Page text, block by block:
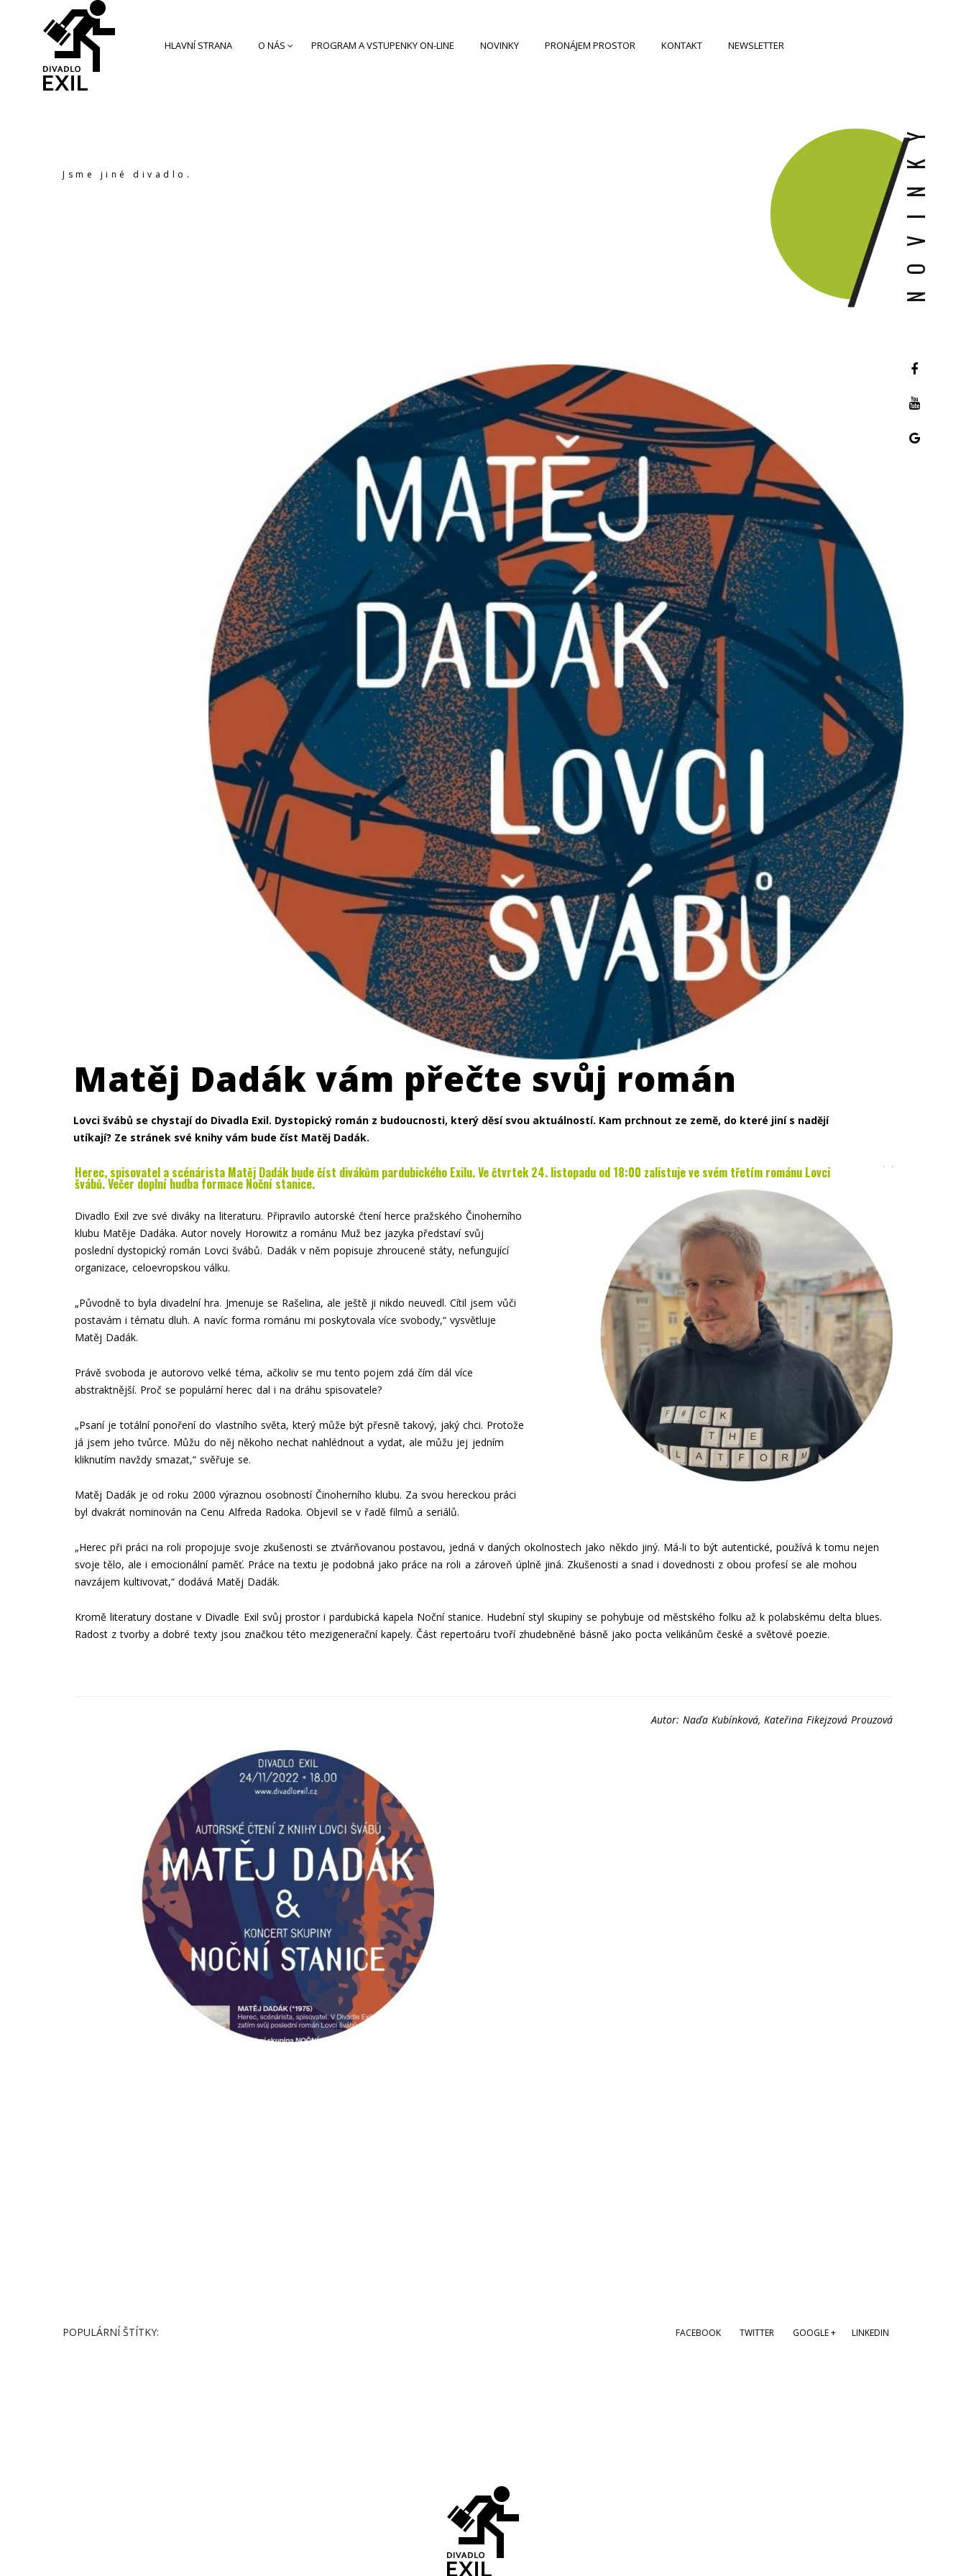
HLAVNÍ STRANA O NÁS PROGRAM A VSTUPENKY ON-LINE NOVINKY PRONÁJEM PROSTOR KONTAKT NEWSLETTER
NOVINKY
Jsme jiné divadlo.
Matěj Dadák vám přečte svůj román
Lovci švábů se chystají do Divadla Exil. Dystopický román z budoucnosti, který děsí svou aktuálností. Kam prchnout ze země, do které jiní s nadějí
utíkají? Ze stránek své knihy vám bude číst Matěj Dadák.
Herec, spisovatel a scénárista Matěj Dadák bude číst divákům pardubického Exilu. Ve čtvrtek 24. listopadu od 18:00 zalistuje ve svém třetím románu Lovci
švábů. Večer doplní hudba formace Noční stanice.
Divadlo Exil zve své diváky na literaturu. Připravilo autorské čtení herce pražského Činoherního
klubu Matěje Dadáka. Autor novely Horowitz a románu Muž bez jazyka představí svůj
poslední dystopický román Lovci švábů. Dadák v něm popisuje zhroucené státy, nefungující
organizace, celoevropskou válku.
„Původně to byla divadelní hra. Jmenuje se Rašelina, ale ještě ji nikdo neuvedl. Cítil jsem vůči
postavám i tématu dluh. A navíc forma románu mi poskytovala více svobody,“ vysvětluje
Matěj Dadák.
Právě svoboda je autorovo velké téma, ačkoliv se mu tento pojem zdá čím dál více
abstraktnější. Proč se populární herec dal i na dráhu spisovatele?
„Psaní je totální ponoření do vlastního světa, který může být přesně takový, jaký chci. Protože
já jsem jeho tvůrce. Můžu do něj někoho nechat nahlédnout a vydat, ale můžu jej jedním
kliknutím navždy smazat,“ svěřuje se.
Matěj Dadák je od roku 2000 výraznou osobností Činoherního klubu. Za svou hereckou práci
byl dvakrát nominován na Cenu Alfreda Radoka. Objevil se v řadě filmů a seriálů.
„Herec při práci na roli propojuje svoje zkušenosti se ztvárňovanou postavou, jedná v daných okolnostech jako někdo jiný. Má-li to být autentické, používá k tomu nejen
svoje tělo, ale i emocionální paměť. Práce na textu je podobná jako práce na roli a zároveň úplně jiná. Zkušenosti a snad i dovednosti z obou profesí se ale mohou
navzájem kultivovat,“ dodává Matěj Dadák.
Kromě literatury dostane v Divadle Exil svůj prostor i pardubická kapela Noční stanice. Hudební styl skupiny se pohybuje od městského folku až k polabskému delta blues.
Radost z tvorby a dobré texty jsou značkou této mezigenerační kapely. Část repertoáru tvoří zhudebněné básně jako pocta velikánům české a světové poezie.
Autor: Naďa Kubínková, Kateřina Fikejzová Prouzová
POPULÁRNÍ ŠTÍTKY: FACEBOOK TWITTER GOOGLE + LINKEDIN